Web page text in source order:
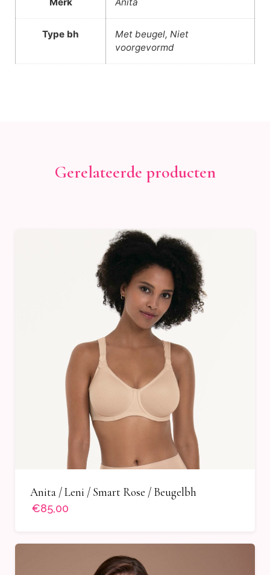
Type bh
Met beugel, Niet
voorgevormd
Gerelateerde producten
Anita / Leni / Smart Rose / Beugelbh
€85,00